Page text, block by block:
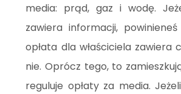
media: prąd, gaz i wodę.
zawiera informacji,
opłata dla właściciela zawiera
nie. Oprócz tego, to
reguluje opłaty za media.